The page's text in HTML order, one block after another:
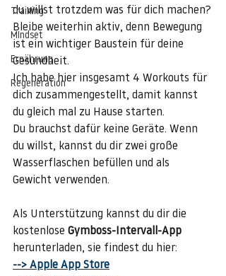
Training
MIndset
Ernährung
Regeneration
du willst trotzdem was für dich machen?
Bleibe weiterhin aktiv, denn Bewegung
ist ein wichtiger Baustein für deine
Gesundheit.
Ich habe hier insgesamt 4 Workouts für
dich zusammengestellt, damit kannst
du gleich mal zu Hause starten.
Du brauchst dafür keine Geräte. Wenn
du willst, kannst du dir zwei große
Wasserflaschen befüllen und als
Gewicht verwenden.
Als Unterstützung kannst du dir die
kostenlose Gymboss-Intervall-App
herunterladen, sie findest du hier:
--> Apple App Store